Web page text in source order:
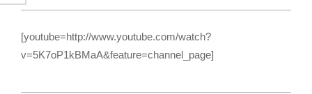
[youtube=http://www.youtube.com/watch?
v=5K7oP1kBMaA&feature=channel_page]